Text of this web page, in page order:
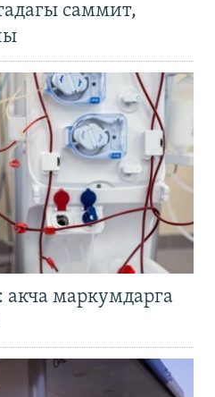
саммит,
маркумдарга